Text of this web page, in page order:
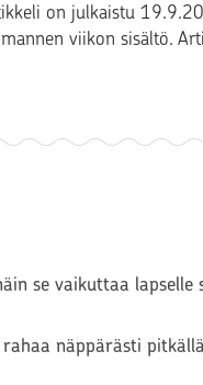
on julkaistu
viikon sisältö.
se vaikuttaa lapselle
näppärästi